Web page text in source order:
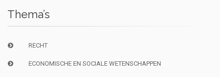
Thema’s
RECHT
ECONOMISCHE EN SOCIALE WETENSCHAPPEN